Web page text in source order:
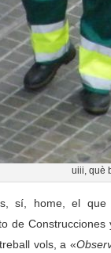
uiii, què
sí, home, el
de
vols, a «